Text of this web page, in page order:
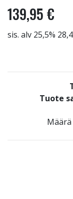
139,95 €
sis. alv 25,5%
Tuote
Määrä